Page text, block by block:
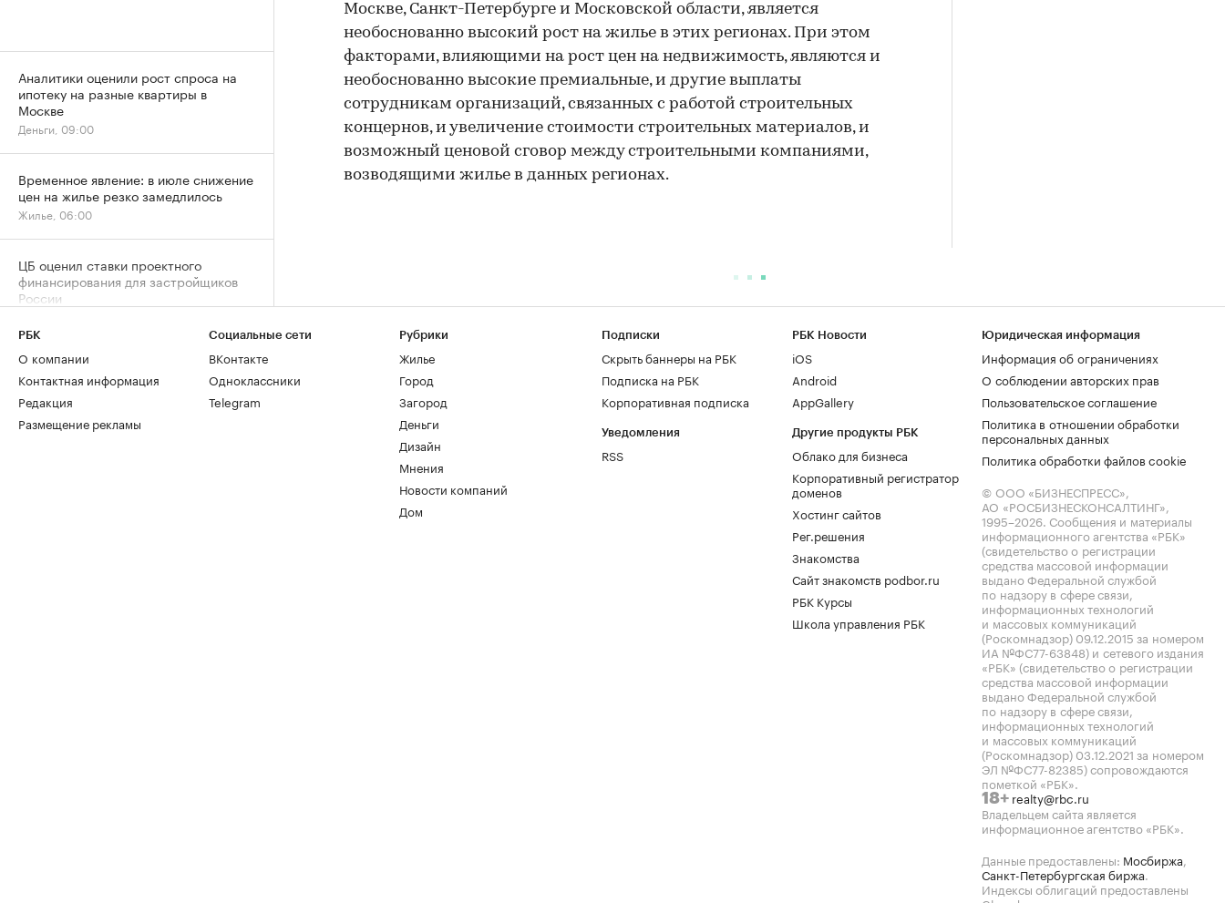
Москве, Санкт-Петербурге и Московской области, является
необоснованно высокий рост на жилье в этих регионах. При этом
факторами, влияющими на рост цен на недвижимость, являются и
необоснованно высокие премиальные, и другие выплаты
сотрудникам организаций, связанных с работой строительных
концернов, и увеличение стоимости строительных материалов, и
возможный ценовой сговор между строительными компаниями,
возводящими жилье в данных регионах.
Аналитики оценили рост спроса на
ипотеку на разные квартиры в
Москве
Деньги, 09:00
Временное явление: в июле снижение
цен на жилье резко замедлилось
Жилье, 06:00
ЦБ оценил ставки проектного
финансирования для застройщиков
России
«Домклик» отметил
перераспределение ипотечного
спроса в сторону вторички
Деньги, 05 авг, 15:13
РБК
О компании
Контактная информация
Редакция
Размещение рекламы
Социальные сети
ВКонтакте
Одноклассники
Telegram
Рубрики
Жилье
Город
Загород
Деньги
Дизайн
Мнения
Новости компаний
Дом
Подписки
Скрыть баннеры на РБК
Подписка на РБК
Корпоративная подписка
Уведомления
RSS
РБК Новости
iOS
Android
AppGallery
Другие продукты РБК
Облако для бизнеса
Корпоративный регистратор
доменов
Хостинг сайтов
Рег.решения
Знакомства
Сайт знакомств podbor.ru
РБК Курсы
Школа управления РБК
Юридическая информация
Информация об ограничениях
О соблюдении авторских прав
Пользовательское соглашение
Политика в отношении обработки
персональных данных
Политика обработки файлов cookie
© ООО «БИЗНЕСПРЕСС»,
АО «РОСБИЗНЕСКОНСАЛТИНГ»,
1995–2026. Сообщения и материалы
информационного агентства «РБК»
(свидетельство о регистрации
средства массовой информации
выдано Федеральной службой
по надзору в сфере связи,
информационных технологий
и массовых коммуникаций
(Роскомнадзор) 09.12.2015 за номером
ИА №ФС77-63848) и сетевого издания
«РБК» (свидетельство о регистрации
средства массовой информации
выдано Федеральной службой
по надзору в сфере связи,
информационных технологий
и массовых коммуникаций
(Роскомнадзор) 03.12.2021 за номером
ЭЛ №ФС77-82385) сопровождаются
пометкой «РБК».
18+ realty@rbc.ru
Владельцем сайта является
информационное агентство «РБК».
Данные предоставлены: Мосбиржа,
Санкт-Петербургская биржа.
Индексы облигаций предоставлены